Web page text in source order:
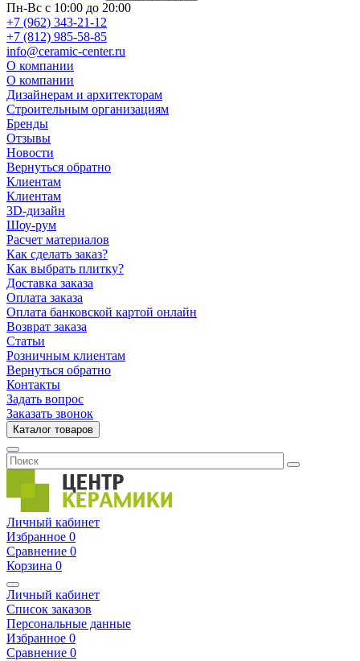
Пн-Вс с 10:00 до 20:00
+7 (962) 343-21-12
+7 (812) 985-58-85
info@ceramic-center.ru
О компании
О компании
Дизайнерам и архитекторам
Строительным организациям
Бренды
Отзывы
Новости
Вернуться обратно
Клиентам
Клиентам
3D-дизайн
Шоу-рум
Расчет материалов
Как сделать заказ?
Как выбрать плитку?
Доставка заказа
Оплата заказа
Оплата банковской картой онлайн
Возврат заказа
Статьи
Розничным клиентам
Вернуться обратно
Контакты
Задать вопрос
Заказать звонок
Каталог товаров
Личный кабинет
Избранное 0
Сравнение 0
Корзина 0
Личный кабинет
Список заказов
Персональные данные
Избранное 0
Сравнение 0